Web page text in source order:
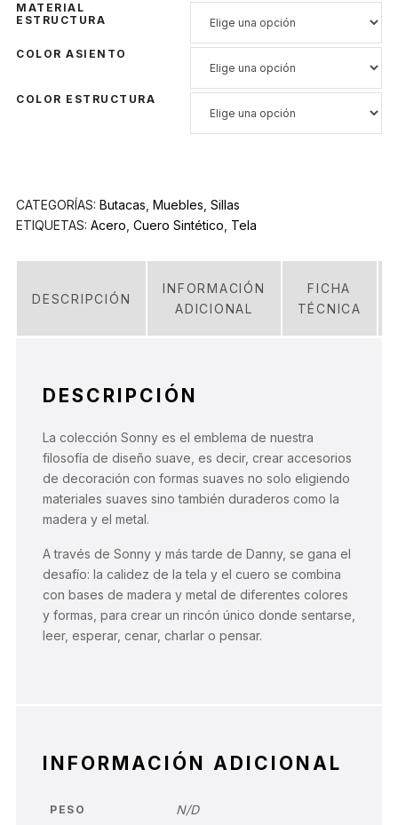
MATERIAL
ESTRUCTURA
COLOR ASIENTO
COLOR ESTRUCTURA
CATEGORÍAS: Butacas Muebles Sillas
ETIQUETAS: Acero Cuero Sintético Tela
DESCRIPCIÓN
INFORMACIÓN
ADICIONAL
FICHA
TÉCNICA
DESCRIPCIÓN
La colección Sonny es el emblema de nuestra
filosofía de diseño suave, es decir, crear accesorios
de decoración con formas suaves no solo eligiendo
materiales suaves sino también duraderos como la
madera y el metal.
A través de Sonny y más tarde de Danny, se gana el
desafío: la calidez de la tela y el cuero se combina
con bases de madera y metal de diferentes colores
y formas, para crear un rincón único donde sentarse,
leer, esperar, cenar, charlar o pensar.
INFORMACIÓN ADICIONAL
PESO N/D